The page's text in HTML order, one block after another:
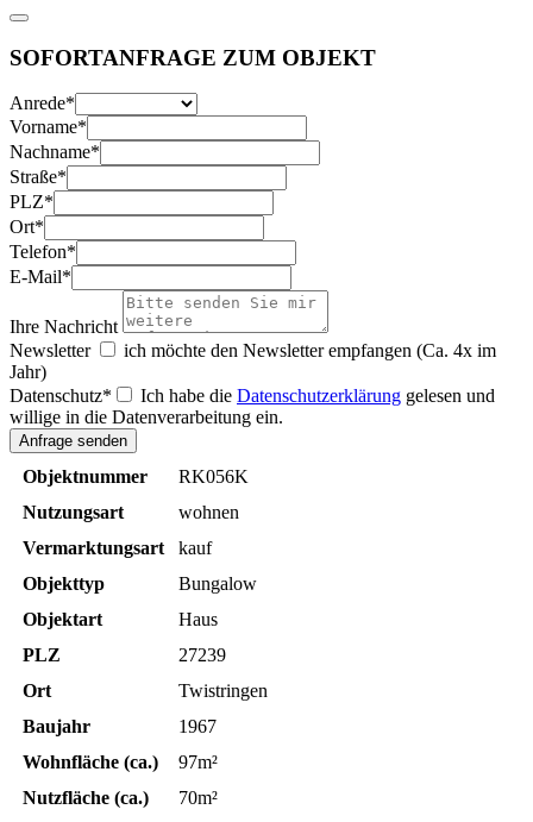
SOFORTANFRAGE ZUM OBJEKT
Anrede*
Vorname*
Nachname*
Straße*
PLZ*
Ort*
Telefon*
E-Mail*
Ihre Nachricht
Newsletter
ich möchte den Newsletter empfangen (Ca. 4x im
Jahr)
Datenschutz* Ich habe die Datenschutzerklärung gelesen und
willige in die Datenverarbeitung ein.
Objektnummer
RK056K
Nutzungsart
wohnen
Vermarktungsart
kauf
Objekttyp
Bungalow
Objektart
Haus
PLZ
27239
Ort
Twistringen
Baujahr
1967
Wohnfläche (ca.)
97m²
Nutzfläche (ca.)
70m²